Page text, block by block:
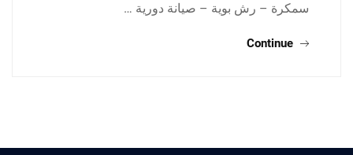
سمكرة – رش بوية – صيانة دورية …
Continue